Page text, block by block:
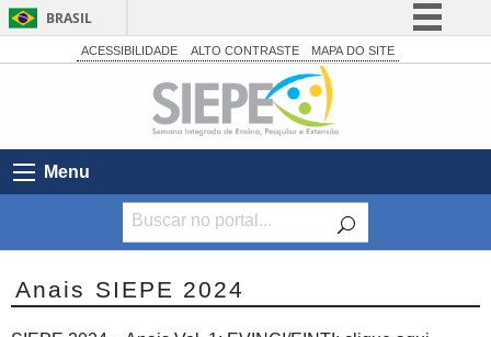
BRASIL
Simplifique!
Comunica BR
Participe
Legislação
Canais
ACESSIBILIDADE ALTO CONTRASTE MAPA DO SITE
Menu
Anais SIEPE 2024